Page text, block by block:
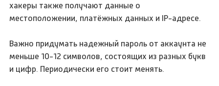
хакеры также получают данные о
местоположении, платёжных данных и IP-адресе.
Важно придумать надежный пароль от аккаунта не
меньше 10-12 символов, состоящих из разных букв
и цифр. Периодически его стоит менять.